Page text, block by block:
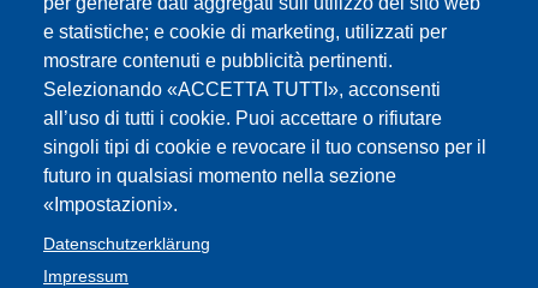
e statistiche; e cookie di marketing, utilizzati per
mostrare contenuti e pubblicità pertinenti.
Selezionando «ACCETTA TUTTI», acconsenti
all’uso di tutti i cookie. Puoi accettare o rifiutare
singoli tipi di cookie e revocare il tuo consenso per il
futuro in qualsiasi momento nella sezione
«Impostazioni».
Datenschutzerklärung
Impressum
2016/17
Regolamento Classi di Concorso 31
luglio 2015
scheda FLC titoli di studio
Delibera titolo d'accesso/Beschluss